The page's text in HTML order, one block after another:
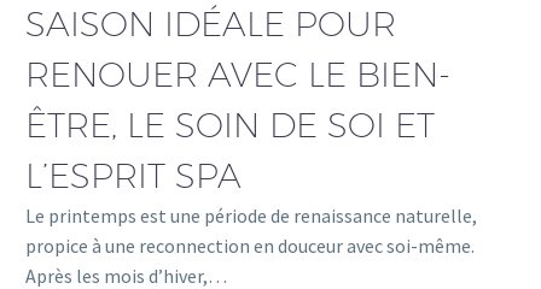
SAISON IDÉALE POUR
RENOUER AVEC LE BIEN-
ÊTRE, LE SOIN DE SOI ET
L’ESPRIT SPA
Le printemps est une période de renaissance naturelle,
propice à une reconnection en douceur avec soi-même.
Après les mois d’hiver,…